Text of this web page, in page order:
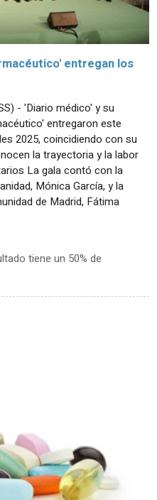
entregan los
- 'Diario médico' y su
entregaron este
2025, coincidiendo con su
la trayectoria y la labor
La gala contó con la
Mónica García, y la
de Madrid, Fátima
tiene un 50% de